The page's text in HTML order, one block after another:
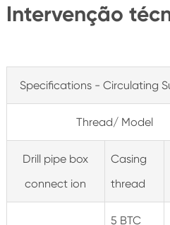
Intervenção
Specifications - Circulating
Thread/ Model
Drill pipe box
connect ion
Casing
thread
5 BTC